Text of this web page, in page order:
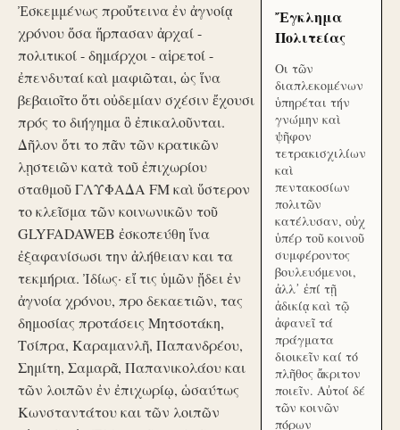
Ἐσκεμμένως προὔτεινα ἐν ἀγνοίᾳ
χρόνου ὅσα ἥρπασαν ἀρχαί -
πολιτικοί - δημάρχοι - αἱρετοί -
ἐπενδυταί καὶ μαφιῶται, ὡς ἵνα
βεβαιοῖτο ὅτι οὐδεμίαν σχέσιν ἔχουσι
πρός το διήγημα ὃ ἐπικαλοῦνται.
Δῆλον ὅτι το πᾶν τῶν κρατικῶν
λῃστειῶν κατὰ τοῦ ἐπιχωρίου
σταθμοῦ ΓΛΥΦΑΔΑ FM καὶ ὕστερον
το κλεῖσμα τῶν κοινωνικῶν τοῦ
GLYFADAWEB ἐσκοπεύθη ἵνα
ἐξαφανίσωσι την ἀλήθειαν και τα
τεκμήρια. Ἰδίως· εἴ τις ὑμῶν ᾔδει ἐν
ἀγνοία χρόνου, προ δεκαετιῶν, τας
δημοσίας προτάσεις Μητσοτάκη,
Τσίπρα, Καραμανλῆ, Παπανδρέου,
Σημίτη, Σαμαρᾶ, Παπανικολάου και
τῶν λοιπῶν ἐν ἐπιχωρίῳ, ὡσαύτως
Κωνσταντάτου και τῶν λοιπῶν
Ἔγκλημα
Πολιτείας
Οι τῶν
διαπλεκομένων
ὑπηρέται τήν
γνώμην καὶ
ψῆφον
τετρακισχιλίων
καὶ
πεντακοσίων
πολιτῶν
κατέλυσαν, οὐχ
ὑπέρ τοῦ κοινοῦ
συμφέροντος
βουλευόμενοι,
ἀλλ᾽ ἐπί τῇ
ἀδικίᾳ καὶ τῷ
ἀφανεῖ τά
πράγματα
διοικεῖν καί τό
πλῆθος ἄκριτον
ποιεῖν. Αὐτοί δέ
τῶν κοινῶν
πόρων